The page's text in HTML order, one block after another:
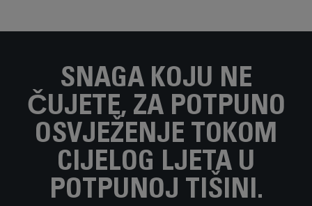
SNAGA KOJU NE
ČUJETE, ZA POTPUNO
OSVJEŽENJE TOKOM
CIJELOG LJETA U
POTPUNOJ TIŠINI.